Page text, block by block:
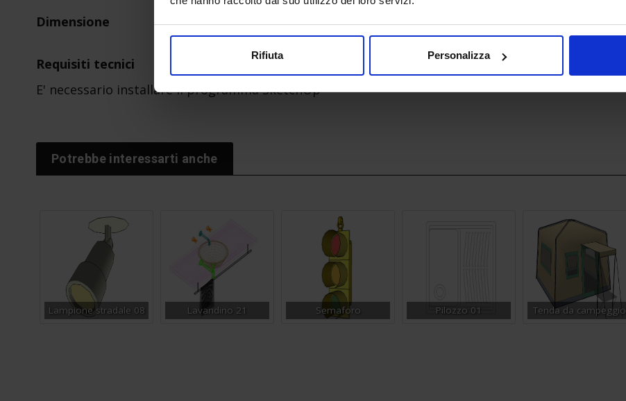
Rifiuta Personalizza
Dimensione
Requisiti tecnici
E' necessario installare il programma SketchUp
Potrebbe interessarti anche
Lampione stradale 08 Lavandino 21 Semaforo Pilozzo 01 Tenda da campeggio